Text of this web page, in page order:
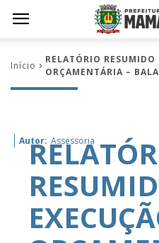
Início
RELATÓRIO RESUMIDO
ORÇAMENTÁRIA –
Autor: Assessoria